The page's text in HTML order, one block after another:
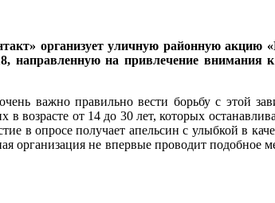
организует уличную районную
на привлечение внимания
важно правильно вести борьбу с этой
от 14 до 30 лет, которых
в опросе получает апельсин с улыбкой в
организация не впервые проводит подобное